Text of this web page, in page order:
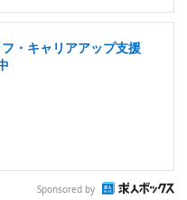
・キャリアアップ支援
Sponsored by